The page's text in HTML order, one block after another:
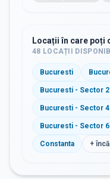
Locații în care poți
48 LOCAȚII
Bucuresti
Bucuresti - Sector 2
Bucuresti - Sector 4
Bucuresti - Sector 6
Constanta + încă